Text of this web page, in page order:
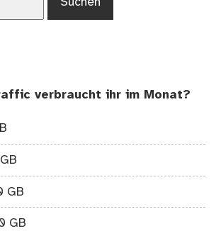
verbraucht ihr im Monat?
GB
GB